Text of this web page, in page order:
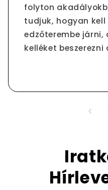
folyton
tudjuk, hogyan
edzőterembe járni,
kelléket beszerezni